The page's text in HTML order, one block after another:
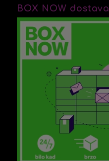
BOX NOW dostava